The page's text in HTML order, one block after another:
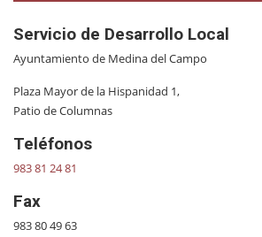
Servicio de Desarrollo Local
Ayuntamiento de Medina del Campo
Plaza Mayor de la Hispanidad 1,
Patio de Columnas
Teléfonos
983 81 24 81
Fax
983 80 49 63